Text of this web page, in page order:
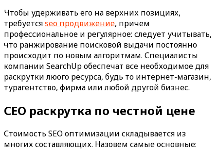
Чтобы удерживать его на верхних позициях,
требуетсяseo продвижение, причем
профессиональное и регулярное: следует учитывать,
что ранжирование поисковой выдачи постоянно
происходит по новым алгоритмам. Специалисты
компании SearchUp обеспечат все необходимое для
раскрутки люого ресурса, будь то интернет-магазин,
турагентство, фирма или любой другой бизнес.
СЕО раскрутка по честной цене
Стоимость SEO оптимизации складывается из
многих составляющих. Назовем самые основные: